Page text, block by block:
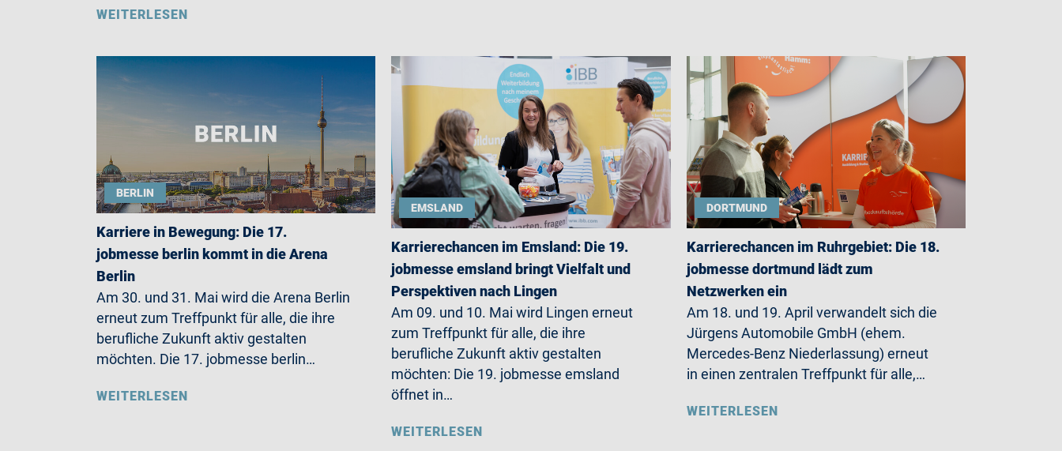
WEITERLESEN
BERLIN
Karriere in Bewegung: Die 17.
jobmesse berlin kommt in die Arena
Berlin
Am 30. und 31. Mai wird die Arena Berlin
erneut zum Treffpunkt für alle, die ihre
berufliche Zukunft aktiv gestalten
möchten. Die 17. jobmesse berlin…
WEITERLESEN
EMSLAND
Karrierechancen im Emsland: Die 19.
jobmesse emsland bringt Vielfalt und
Perspektiven nach Lingen
Am 09. und 10. Mai wird Lingen erneut
zum Treffpunkt für alle, die ihre
berufliche Zukunft aktiv gestalten
möchten: Die 19. jobmesse emsland
öffnet in…
WEITERLESEN
DORTMUND
Karrierechancen im Ruhrgebiet: Die 18.
jobmesse dortmund lädt zum
Netzwerken ein
Am 18. und 19. April verwandelt sich die
Jürgens Automobile GmbH (ehem.
Mercedes-Benz Niederlassung) erneut
in einen zentralen Treffpunkt für alle,…
WEITERLESEN